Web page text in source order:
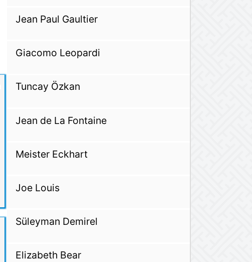
Jean Paul Gaultier
Giacomo Leopardi
Tuncay Özkan
Jean de La Fontaine
Meister Eckhart
Joe Louis
Süleyman Demirel
Elizabeth Bear